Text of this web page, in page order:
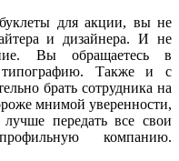
для акции, вы не
и дизайнера. И не
Вы обращаетесь в
Также и с
брать сотрудника на
мнимой уверенности,
передать все свои
компанию.